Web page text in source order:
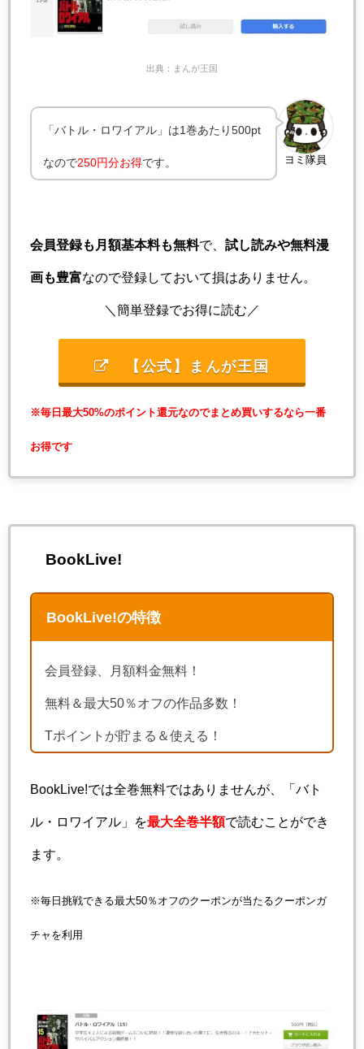
出典：まんが王国
ヨミ隊員
「バトル・ロワイアル」は1巻あたり500pt
なので250円分お得です。
会員登録も月額基本料も無料で、 試し読みや無料漫
画も豊富なので登録しておいて損はありません。
＼簡単登録でお得に読む／
【公式】まんが王国
※毎日最大50%のポイント還元なのでまとめ買いするなら一番
お得です
BookLive!
BookLive!の特徴
会員登録、月額料金無料！
無料＆最大50％オフの作品多数！
Tポイントが貯まる＆使える！
BookLive!では全巻無料ではありませんが、「バト
ル・ロワイアル」を最大全巻半額で読むことができ
ます。
※毎日挑戦できる最大50％オフのクーポンが当たるクーポンガ
チャを利用